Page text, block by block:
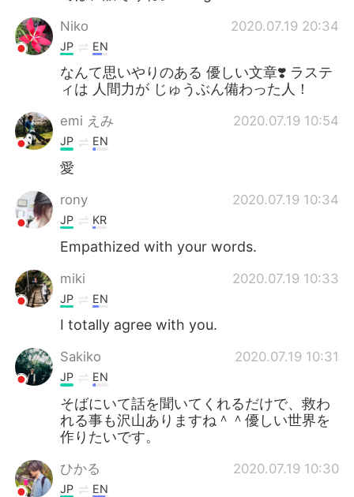
Niko 2020.07.19 20:34
JP EN
なんて思いやりのある 優しい文章❣️ ラステ
ィは 人間力が じゅうぶん備わった人！
emi えみ 2020.07.19 10:54
JP EN
愛
rony 2020.07.19 10:34
JP KR
Empathized with your words.
miki 2020.07.19 10:33
JP EN
I totally agree with you.
Sakiko 2020.07.19 10:31
JP EN
そばにいて話を聞いてくれるだけで、救わ
れる事も沢山ありますね＾＾優しい世界を
作りたいです。
ひかる 2020.07.19 10:30
JP EN